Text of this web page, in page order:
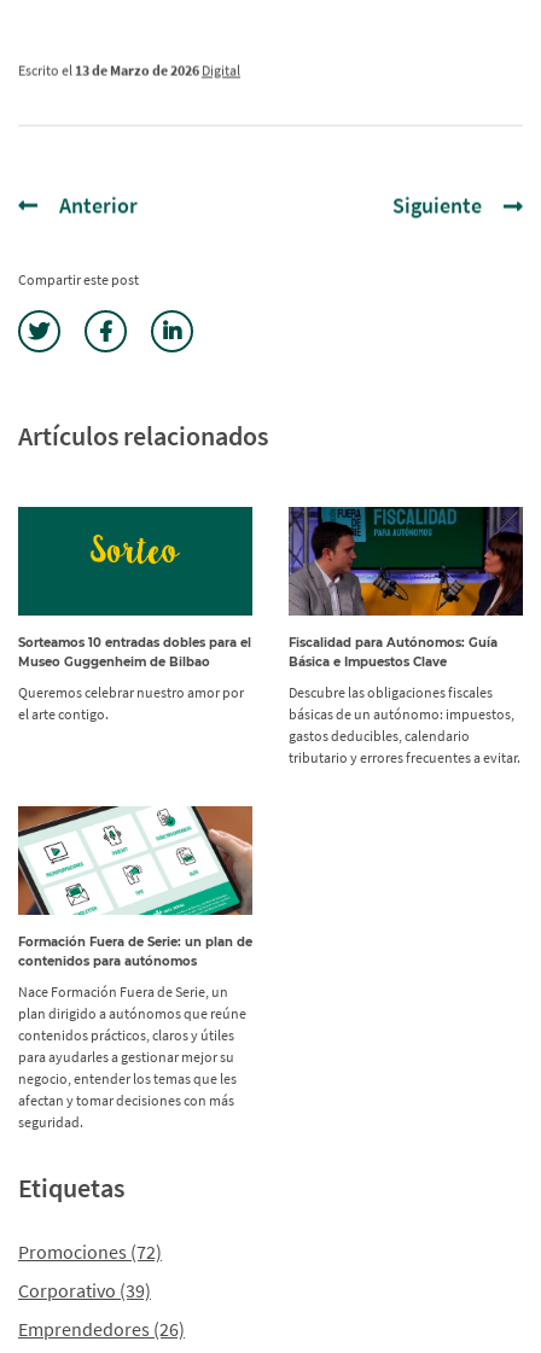
Escrito el 13 de Marzo de 2026 Digital
Anterior Siguiente
Compartir este post
Artículos relacionados
Sorteamos 10 entradas dobles para el
Museo Guggenheim de Bilbao
Queremos celebrar nuestro amor por
el arte contigo.
Fiscalidad para Autónomos: Guía
Básica e Impuestos Clave
Descubre las obligaciones fiscales
básicas de un autónomo: impuestos,
gastos deducibles, calendario
tributario y errores frecuentes a evitar.
Formación Fuera de Serie: un plan de
contenidos para autónomos
Nace Formación Fuera de Serie, un
plan dirigido a autónomos que reúne
contenidos prácticos, claros y útiles
para ayudarles a gestionar mejor su
negocio, entender los temas que les
afectan y tomar decisiones con más
seguridad.
Etiquetas
Promociones (72)
Corporativo (39)
Emprendedores (26)